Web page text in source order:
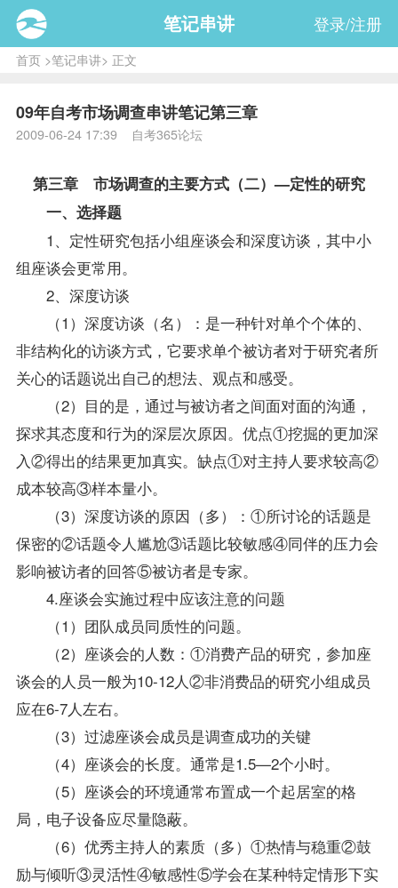
笔记串讲 登录/注册
首页>笔记串讲> 正文
09年自考市场调查串讲笔记第三章
2009-06-24 17:39 自考365论坛
第三章 市场调查的主要方式（二）—定性的研究
一、选择题
1、定性研究包括小组座谈会和深度访谈，其中小
组座谈会更常用。
2、深度访谈
（1）深度访谈（名）：是一种针对单个个体的、
非结构化的访谈方式，它要求单个被访者对于研究者所
关心的话题说出自己的想法、观点和感受。
（2）目的是，通过与被访者之间面对面的沟通，
探求其态度和行为的深层次原因。优点①挖掘的更加深
入②得出的结果更加真实。缺点①对主持人要求较高②
成本较高③样本量小。
（3）深度访谈的原因（多）：①所讨论的话题是
保密的②话题令人尴尬③话题比较敏感④同伴的压力会
影响被访者的回答⑤被访者是专家。
4.座谈会实施过程中应该注意的问题
（1）团队成员同质性的问题。
（2）座谈会的人数：①消费产品的研究，参加座
谈会的人员一般为10-12人②非消费品的研究小组成员
应在6-7人左右。
（3）过滤座谈会成员是调查成功的关键
（4）座谈会的长度。通常是1.5—2个小时。
（5）座谈会的环境通常布置成一个起居室的格
局，电子设备应尽量隐蔽。
（6）优秀主持人的素质（多）①热情与稳重②鼓
励与倾听③灵活性④敏感性⑤学会在某种特定情形下实